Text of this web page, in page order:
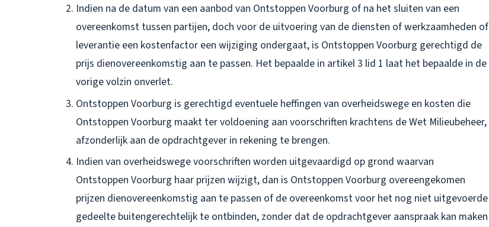
Indien na de datum van een aanbod van Ontstoppen Voorburg of na het sluiten van een
overeenkomst tussen partijen, doch voor de uitvoering van de diensten of werkzaamheden of
leverantie een kostenfactor een wijziging ondergaat, is Ontstoppen Voorburg gerechtigd de
prijs dienovereenkomstig aan te passen. Het bepaalde in artikel 3 lid 1 laat het bepaalde in de
vorige volzin onverlet.
Ontstoppen Voorburg is gerechtigd eventuele heffingen van overheidswege en kosten die
Ontstoppen Voorburg maakt ter voldoening aan voorschriften krachtens de Wet Milieubeheer,
afzonderlijk aan de opdrachtgever in rekening te brengen.
Indien van overheidswege voorschriften worden uitgevaardigd op grond waarvan
Ontstoppen Voorburg haar prijzen wijzigt, dan is Ontstoppen Voorburg overeengekomen
prijzen dienovereenkomstig aan te passen of de overeenkomst voor het nog niet uitgevoerde
gedeelte buitengerechtelijk te ontbinden, zonder dat de opdrachtgever aanspraak kan maken